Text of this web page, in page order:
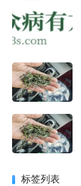
标签列表